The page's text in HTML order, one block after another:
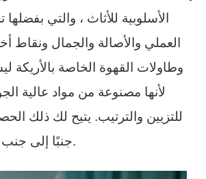
الأسلوبية للأثاث ، والتي
العملي والأصالة والجمال ونقاط
وطاولات القهوة الخاصة بالأريكة
لأنها مصنوعة من مواد عالية
للتزيين والترتيب. يتيح لك ذلك
جنبًا إلى جنب مع النقاط الفنية.